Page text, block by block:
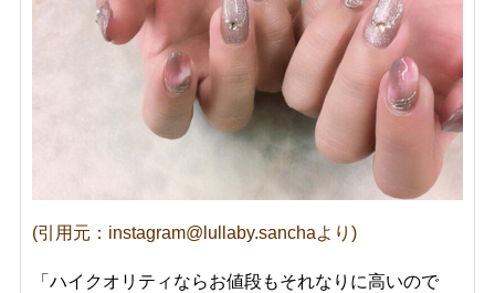
(引用元：instagram@lullaby.sanchaより)
「ハイクオリティならお値段もそれなりに高いので